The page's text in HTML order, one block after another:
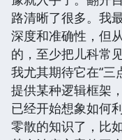
路清晰了很多。我
深度和准确性，但
的，至少把儿科常
我尤其期待它在“三
提供某种逻辑框架
已经开始想象如何
零散的知识了，比